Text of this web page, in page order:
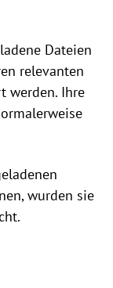
Dateien
relevanten
werden. Ihre
wurden sie